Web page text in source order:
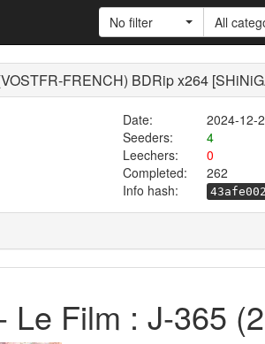
No filter All
FRENCH) BDRip x264
Date:
2024-12-
Seeders:
4
Leechers:
0
Completed:
262
Info hash:
Le Film : J-365